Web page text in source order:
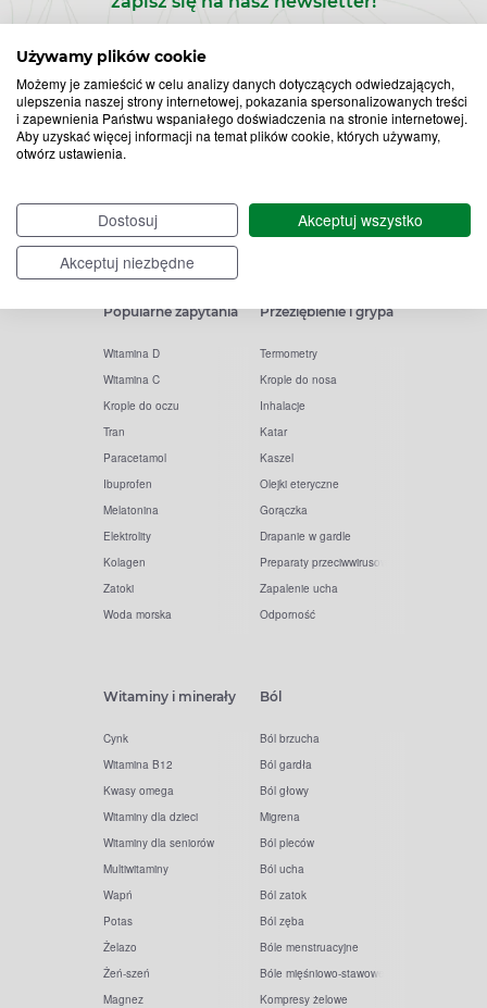
Używamy plików cookie
Możemy je zamieścić w celu analizy danych dotyczących odwiedzających,
ulepszenia naszej strony internetowej, pokazania spersonalizowanych treści
i zapewnienia Państwu wspaniałego doświadczenia na stronie internetowej.
Aby uzyskać więcej informacji na temat plików cookie, których używamy,
otwórz ustawienia.
Dostosuj
Akceptuj wszystko
Akceptuj niezbędne
Zapisz
do
newslettera
Chcę otrzymywać newsletter Apteline* rozwiń>
Popularne zapytania
Witamina D
Witamina C
Krople do oczu
Tran
Paracetamol
Ibuprofen
Melatonina
Elektrolity
Kolagen
Zatoki
Woda morska
Przeziębienie i grypa
Termometry
Krople do nosa
Inhalacje
Katar
Kaszel
Olejki eteryczne
Gorączka
Drapanie w gardle
Preparaty przeciwwirusowe
Zapalenie ucha
Odporność
Witaminy i minerały
Cynk
Witamina B12
Kwasy omega
Witaminy dla dzieci
Witaminy dla seniorów
Multiwitaminy
Wapń
Potas
Żelazo
Żeń-szeń
Magnez
Ból
Ból brzucha
Ból gardła
Ból głowy
Migrena
Ból pleców
Ból ucha
Ból zatok
Ból zęba
Bóle menstruacyjne
Bóle mięśniowo-stawowe
Kompresy żelowe